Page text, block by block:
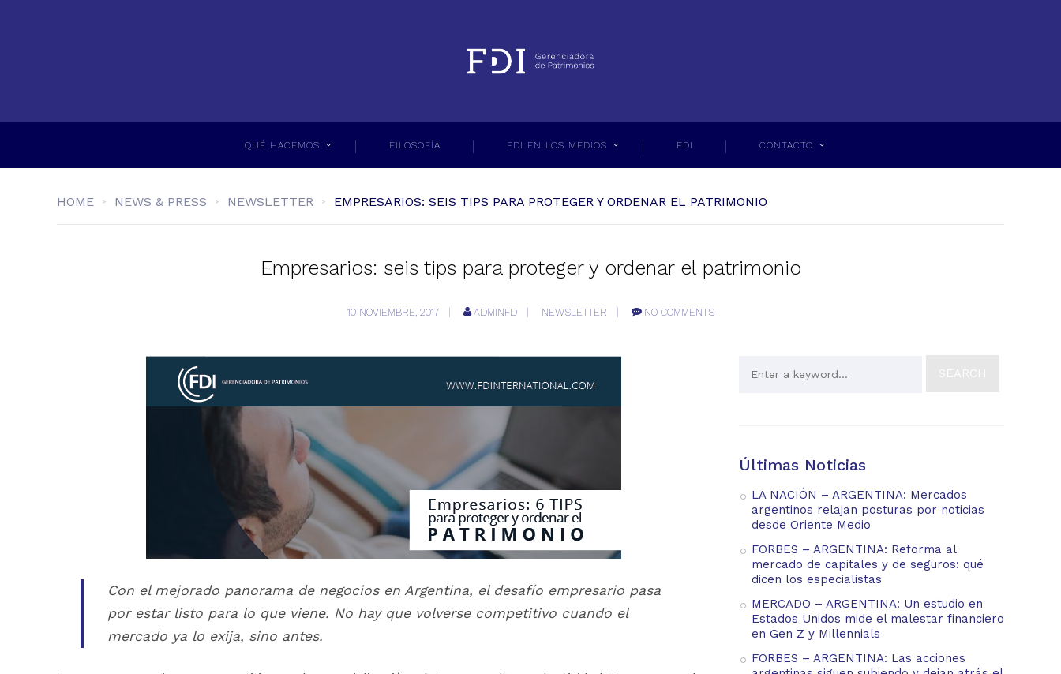
QUÉ HACEMOS FILOSOFÍA FDI EN LOS MEDIOS FDI CONTACTO
HOME NEWS & PRESS NEWSLETTER EMPRESARIOS: SEIS TIPS PARA PROTEGER Y ORDENAR EL PATRIMONIO
Empresarios: seis tips para proteger y ordenar el patrimonio
10 NOVIEMBRE, 2017 ADMINFD NEWSLETTER NO COMMENTS
Con el mejorado panorama de negocios en Argentina, el desafío empresario pasa
por estar listo para lo que viene. No hay que volverse competitivo cuando el
mercado ya lo exija, sino antes.
Últimas Noticias
LA NACIÓN – ARGENTINA: Mercados
argentinos relajan posturas por noticias
desde Oriente Medio
FORBES – ARGENTINA: Reforma al
mercado de capitales y de seguros: qué
dicen los especialistas
MERCADO – ARGENTINA: Un estudio en
Estados Unidos mide el malestar financiero
en Gen Z y Millennials
FORBES – ARGENTINA: Las acciones